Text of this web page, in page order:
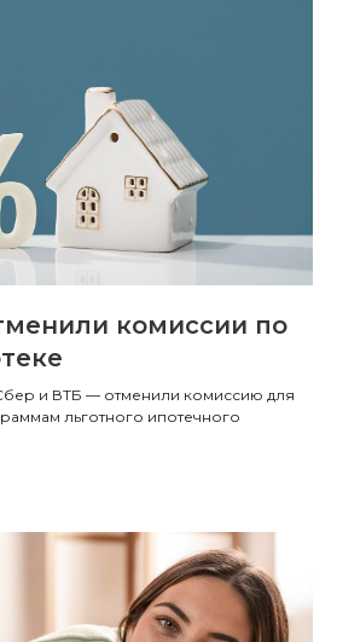
комиссии по
и ВТБ — отменили комиссию для
льготного ипотечного